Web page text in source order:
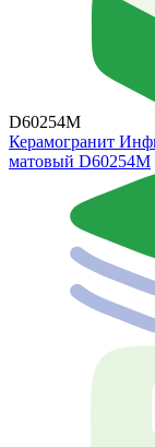
D60254M
Керамогранит
матовый D60254M